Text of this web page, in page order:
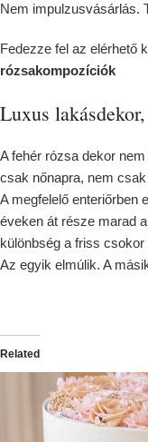
Nem impulzusvásárlás.
Fedezze fel az elérhető
rózsakompozíciók
Luxus
A fehér rózsa dekor
csak nőnapra, nem
A megfelelő enteriőrben
éveken át része marad
különbség a friss
Az egyik elmúlik. A
Related